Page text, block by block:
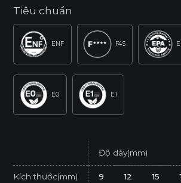
Tiêu chuẩn
ENF F4S
E0 E1
Độ dày(mm)
Kích thước(mm) 9 12 15